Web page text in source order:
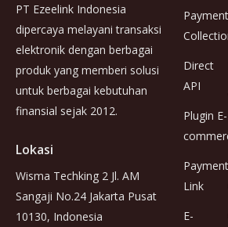
PT Ezeelink Indonesia
dipercaya melayani transaksi
elektronik dengan berbagai
produk yang memberi solusi
untuk berbagai kebutuhan
finansial sejak 2012.
Lokasi
Wisma Techking 2 Jl. AM
Sangaji No.24 Jakarta Pusat
10130, Indonesia
Payment
Direct
API
Plugin E-
Payment
Link
E-